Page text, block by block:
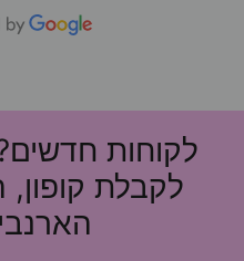
לקוחות
לקבלת קופון,